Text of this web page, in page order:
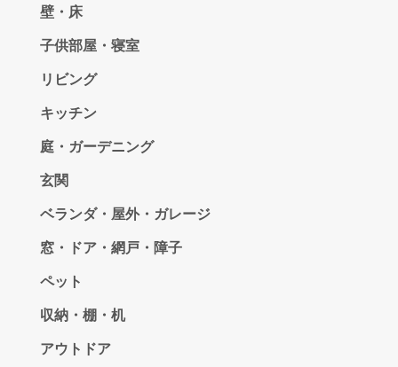
壁・床
子供部屋・寝室
リビング
キッチン
庭・ガーデニング
玄関
ベランダ・屋外・ガレージ
窓・ドア・網戸・障子
ペット
収納・棚・机
アウトドア